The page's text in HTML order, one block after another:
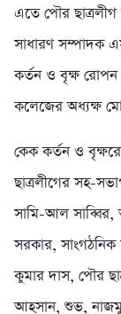
এতে পৌর
সাধারণ সম্পাদক
কর্তন ও বৃক্ষ রোপন
কলেজের অধ্যক্ষ
কেক কর্তন ও
ছাত্রলীগের সহ-
সামি-আল
সরকার,
কুমার দাস, পৌর
আহসান, শুভ,